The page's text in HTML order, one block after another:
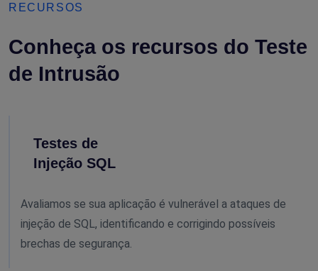
RECURSOS
Conheça os recursos do Teste
de Intrusão
Testes de
Injeção SQL
Avaliamos se sua aplicação é vulnerável a ataques de
injeção de SQL, identificando e corrigindo possíveis
brechas de segurança.